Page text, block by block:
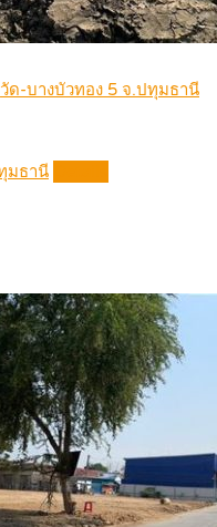
ด-บางบัวทอง 5 จ.ปทุมธานี
มธานี